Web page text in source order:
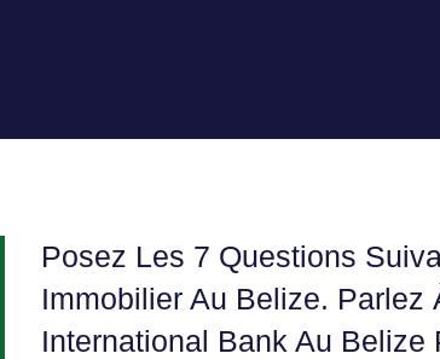
Posez Les 7 Questions
Immobilier Au Belize. Parlez
International Bank Au Belize